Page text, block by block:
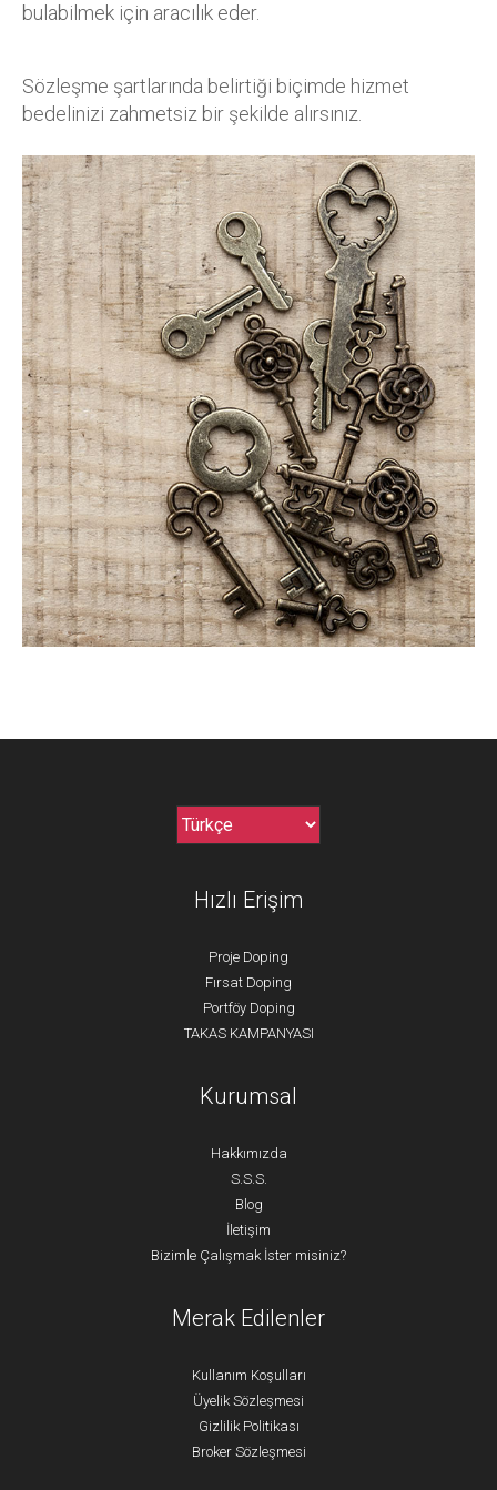
bulabilmek için aracılık eder.
Sözleşme şartlarında belirtiği biçimde hizmet
bedelinizi zahmetsiz bir şekilde alırsınız.
Hızlı Erişim
Proje Doping
Fırsat Doping
Portföy Doping
TAKAS KAMPANYASI
Kurumsal
Hakkımızda
S.S.S.
Blog
İletişim
Bizimle Çalışmak İster misiniz?
Merak Edilenler
Kullanım Koşulları
Üyelik Sözleşmesi
Gizlilik Politikası
Broker Sözleşmesi